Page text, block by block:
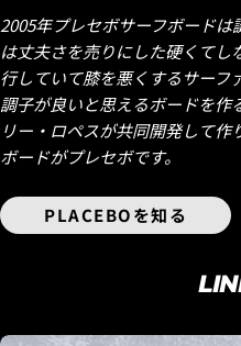
2005年プレセボサーフボード
は丈夫さを売りにした硬くて
行していて膝を悪くするサーフ
調子が良いと思えるボードを作
リー・ロペスが共同開発して
ボードがプレセボです。
PLACEBOを知る